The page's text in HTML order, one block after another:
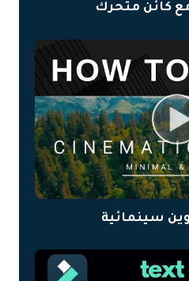
كائن متحرك
سينمائية